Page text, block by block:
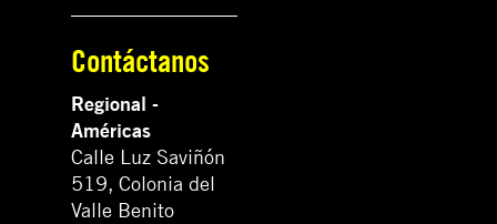
Contáctanos
Regional -
Américas
Calle Luz Saviñón
519, Colonia del
Valle Benito